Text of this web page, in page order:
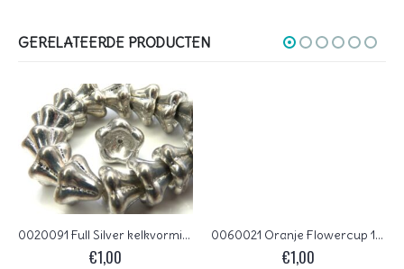
GERELATEERDE PRODUCTEN
0020091 Full Silver kelkvormige bloem. 13 x 11 mm. 9 stuks
€1,00
0060021 Oranje Flowercup 10 stuks.
€1,00